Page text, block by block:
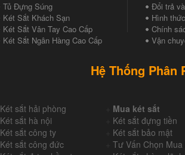
Tủ Đựng Súng
Két Sắt Khách Sạn
Két Sắt Vân Tay Cao Cấp
Két Sắt Ngân Hàng Cao Cấp
Đổi trả
Hình
Chính
Vận
Hệ Thống Phân
Két sắt hải phòng Mua két sắt
Két sắt hà nội Két sắt đựng tiền
Két sắt công ty Két sắt bảo mật
Két sắt công đức Tư Vấn Chọn Mua